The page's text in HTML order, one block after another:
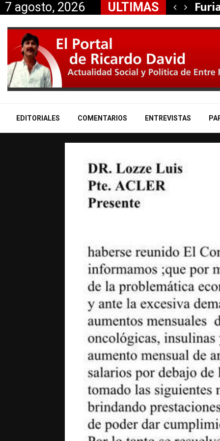
7 agosto, 2026 ULTIMAS
de Itasa, la…
EDITORIALES COMENTARIOS ENTREVISTAS